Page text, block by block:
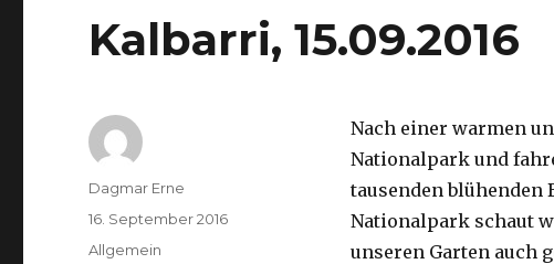
Kalbarri, 15.09.2016
Nach einer warmen
Nationalpark und
tausenden blühenden
Nationalpark schaut
unseren Garten auch
Autor
Dagmar Erne
Veröffentlicht
am
16. September 2016
Kategorien
Allgemein